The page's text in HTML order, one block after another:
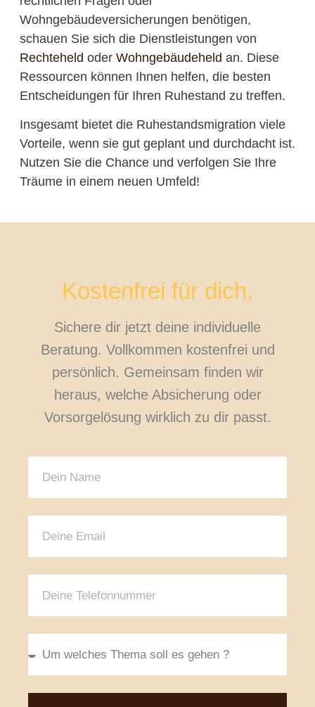
Wohngebäudeversicherungen benötigen,
schauen Sie sich die Dienstleistungen von
Rechteheld oder Wohngebäudeheld an. Diese
Ressourcen können Ihnen helfen, die besten
Entscheidungen für Ihren Ruhestand zu treffen.
Insgesamt bietet die Ruhestandsmigration viele
Vorteile, wenn sie gut geplant und durchdacht ist.
Nutzen Sie die Chance und verfolgen Sie Ihre
Träume in einem neuen Umfeld!
Kostenfrei für dich.
Sichere dir jetzt deine individuelle
Beratung. Vollkommen kostenfrei und
persönlich. Gemeinsam finden wir
heraus, welche Absicherung oder
Vorsorgelösung wirklich zu dir passt.